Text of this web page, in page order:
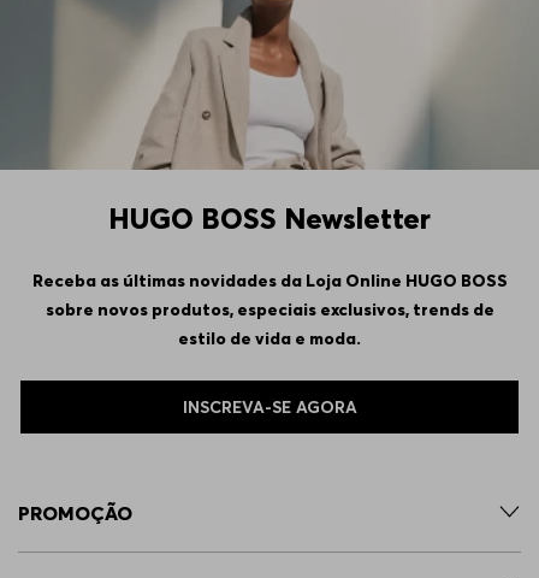
HUGO BOSS Newsletter
Receba as últimas novidades da Loja Online HUGO BOSS
sobre novos produtos, especiais exclusivos, trends de
estilo de vida e moda.
INSCREVA-SE AGORA
PROMOÇÃO